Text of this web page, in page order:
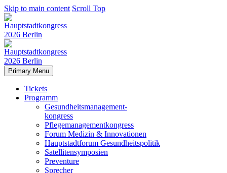
Skip to main content Scroll Top
Primary Menu
Tickets
Programm
Gesundheitsmanagement-
kongress
Pflegemanagementkongress
Forum Medizin & Innovationen
Hauptstadtforum Gesundheitspolitik
Satellitensymposien
Preventure
Sprecher